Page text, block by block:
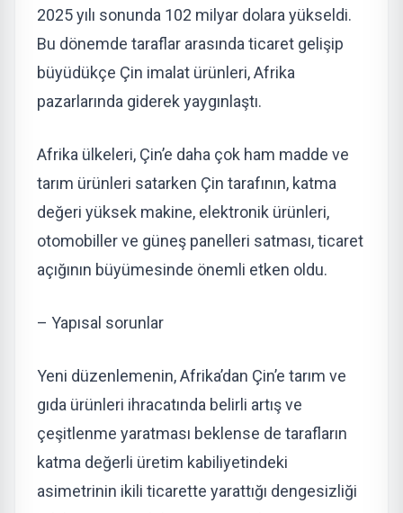
2025 yılı sonunda 102 milyar dolara yükseldi.
Bu dönemde taraflar arasında ticaret gelişip
büyüdükçe Çin imalat ürünleri, Afrika
pazarlarında giderek yaygınlaştı.
Afrika ülkeleri, Çin’e daha çok ham madde ve
tarım ürünleri satarken Çin tarafının, katma
değeri yüksek makine, elektronik ürünleri,
otomobiller ve güneş panelleri satması, ticaret
açığının büyümesinde önemli etken oldu.
– Yapısal sorunlar
Yeni düzenlemenin, Afrika’dan Çin’e tarım ve
gıda ürünleri ihracatında belirli artış ve
çeşitlenme yaratması beklense de tarafların
katma değerli üretim kabiliyetindeki
asimetrinin ikili ticarette yarattığı dengesizliği